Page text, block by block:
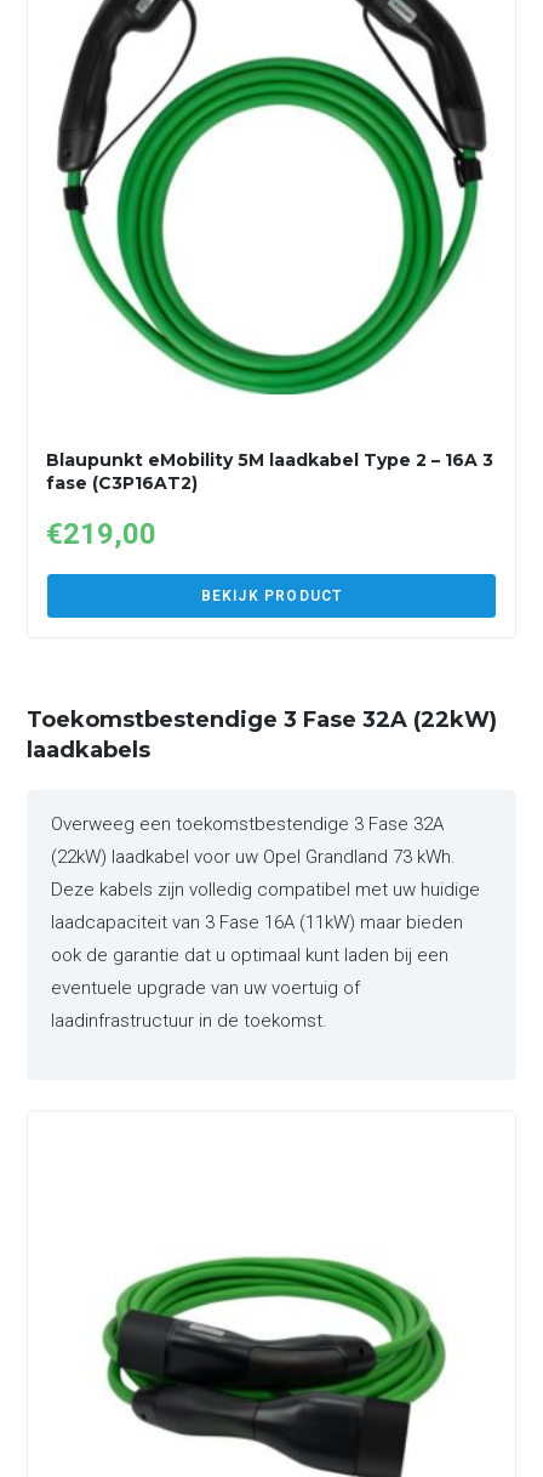
Blaupunkt eMobility 5M laadkabel Type 2 – 16A 3
fase (C3P16AT2)
€219,00
BEKIJK PRODUCT
Toekomstbestendige 3 Fase 32A (22kW)
laadkabels
Overweeg een toekomstbestendige 3 Fase 32A
(22kW) laadkabel voor uw Opel Grandland 73 kWh.
Deze kabels zijn volledig compatibel met uw huidige
laadcapaciteit van 3 Fase 16A (11kW) maar bieden
ook de garantie dat u optimaal kunt laden bij een
eventuele upgrade van uw voertuig of
laadinfrastructuur in de toekomst.